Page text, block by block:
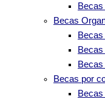
Becas
Becas por
Becas